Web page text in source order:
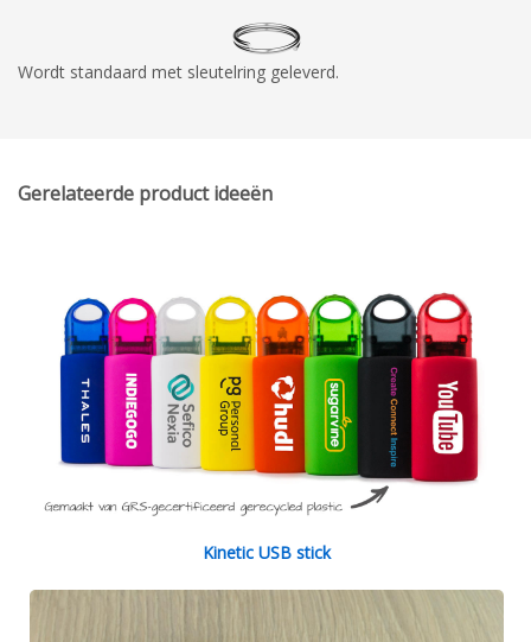
Wordt standaard met sleutelring geleverd.
Gerelateerde product ideeën
Kinetic USB stick